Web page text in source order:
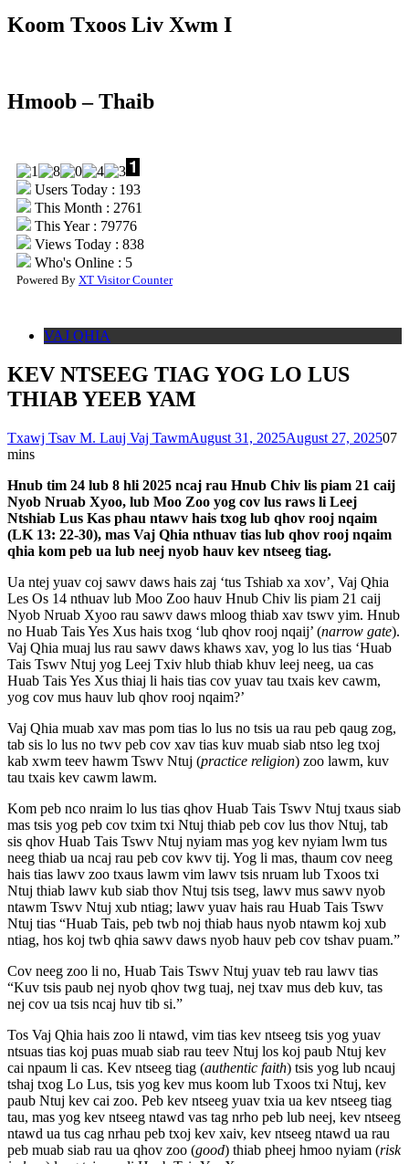
Koom Txoos Liv Xwm I
Hmoob – Thaib
Users Today : 193
This Month : 2761
This Year : 79776
Views Today : 838
Who's Online : 5
Powered By XT Visitor Counter
VAJ QHIA
KEV NTSEEG TIAG YOG LO LUS
THIAB YEEB YAM
Txawj Tsav M. Lauj Vaj TawmAugust 31, 2025August 27, 202507
mins
Hnub tim 24 lub 8 hli 2025 ncaj rau Hnub Chiv lis piam 21 caij
Nyob Nruab Xyoo, lub Moo Zoo yog cov lus raws li Leej
Ntshiab Lus Kas phau ntawv hais txog lub qhov rooj nqaim
(LK 13: 22-30), mas Vaj Qhia nthuav tias lub qhov rooj nqaim
qhia kom peb ua lub neej nyob hauv kev ntseeg tiag.
Ua ntej yuav coj sawv daws hais zaj ‘tus Tshiab xa xov’, Vaj Qhia
Les Os 14 nthuav lub Moo Zoo hauv Hnub Chiv lis piam 21 caij
Nyob Nruab Xyoo rau sawv daws mloog thiab xav tswv yim. Hnub
no Huab Tais Yes Xus hais txog ‘lub qhov rooj nqaij’ (narrow gate).
Vaj Qhia muaj lus rau sawv daws khaws xav, yog lo lus tias ‘Huab
Tais Tswv Ntuj yog Leej Txiv hlub thiab khuv leej neeg, ua cas
Huab Tais Yes Xus thiaj li hais tias cov yuav tau txais kev cawm,
yog cov mus hauv lub qhov rooj nqaim?’
Vaj Qhia muab xav mas pom tias lo lus no tsis ua rau peb qaug zog,
tab sis lo lus no twv peb cov xav tias kuv muab siab ntso leg txoj
kab xwm teev hawm Tswv Ntuj (practice religion) zoo lawm, kuv
tau txais kev cawm lawm.
Kom peb nco nraim lo lus tias qhov Huab Tais Tswv Ntuj txaus siab
mas tsis yog peb cov txim txi Ntuj thiab peb cov lus thov Ntuj, tab
sis qhov Huab Tais Tswv Ntuj nyiam mas yog kev nyiam lwm tus
neeg thiab ua ncaj rau peb cov kwv tij. Yog li mas, thaum cov neeg
hais tias lawv zoo txaus lawm vim lawv tsis nruam lub Txoos txi
Ntuj thiab lawv kub siab thov Ntuj tsis tseg, lawv mus sawv nyob
ntawm Tswv Ntuj xub ntiag; lawv yuav hais rau Huab Tais Tswv
Ntuj tias “Huab Tais, peb twb noj thiab haus nyob ntawm koj xub
ntiag, hos koj twb qhia sawv daws nyob hauv peb cov tshav puam.”
Cov neeg zoo li no, Huab Tais Tswv Ntuj yuav teb rau lawv tias
“Kuv tsis paub nej nyob qhov twg tuaj, nej txav mus deb kuv, tas
nej cov ua tsis ncaj huv tib si.”
Tos Vaj Qhia hais zoo li ntawd, vim tias kev ntseeg tsis yog yuav
ntsuas tias koj puas muab siab rau teev Ntuj los koj paub Ntuj kev
cai npaum li cas. Kev ntseeg tiag (authentic faith) tsis yog lub ncauj
tshaj txog Lo Lus, tsis yog kev mus koom lub Txoos txi Ntuj, kev
paub Ntuj kev cai zoo. Peb kev ntseeg yuav txia ua kev ntseeg tiag
tau, mas yog kev ntseeg ntawd vas tag nrho peb lub neej, kev ntseeg
ntawd ua tus cag nrhau peb txoj kev xaiv, kev ntseeg ntawd ua rau
peb muab siab rau ua qhov zoo (good) thiab pheej hmoo nyiam (risk